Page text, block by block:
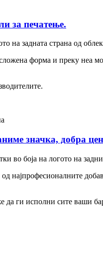
за печатење.
на задната страна од
форма и преку неа
значка, добра
во боја на логото на
најпрофесионалните
да ги исполни сите ваши